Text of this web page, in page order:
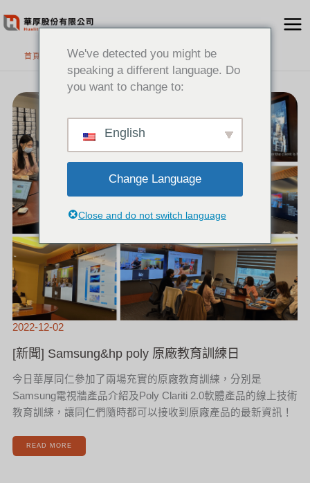
至
首頁
2022-12-02
[新聞] Samsung&hp poly 原廠教育訓練日
今日華厚同仁參加了兩場充實的原廠教育訓練，分別是
Samsung電視牆產品介紹及Poly Clariti 2.0軟體產品的線上技術
教育訓練，讓同仁們隨時都可以接收到原廠產品的最新資訊！
聞]
SAMSUNG&HP
原
廠
教
育
訓
練
日
READ MORE
We've detected you might be
speaking a different language. Do
you want to change to:
English
Change Language
Close and do not switch language